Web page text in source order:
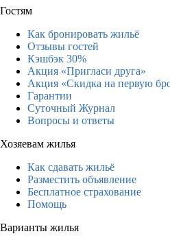
Гостям
Как бронировать жильё
Отзывы гостей
Кэшбэк 30%
Акция «Пригласи друга»
Акция «Скидка на первую
Гарантии
Суточный Журнал
Вопросы и ответы
Хозяевам жилья
Как сдавать жильё
Разместить объявление
Бесплатное страхование
Помощь
Варианты жилья